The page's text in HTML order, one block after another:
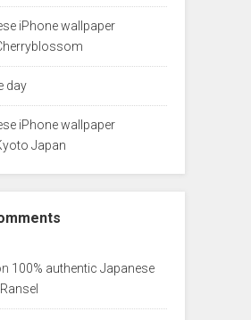
iPhone wallpaper
day
iPhone wallpaper
Japan
100% authentic Japanese